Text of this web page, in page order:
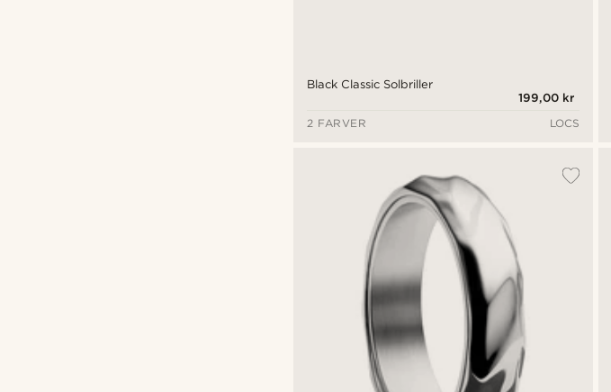
Black Classic Solbriller
199,00 kr
2 FARVER
LOCS